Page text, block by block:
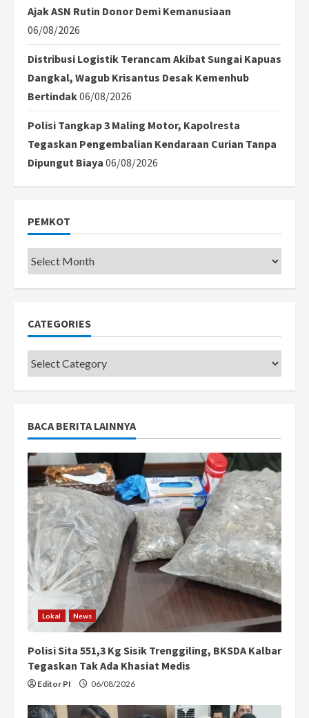
Ajak ASN Rutin Donor Demi Kemanusiaan
06/08/2026
Distribusi Logistik Terancam Akibat Sungai Kapuas
Dangkal, Wagub Krisantus Desak Kemenhub
Bertindak06/08/2026
Polisi Tangkap 3 Maling Motor, Kapolresta
Tegaskan Pengembalian Kendaraan Curian Tanpa
Dipungut Biaya 06/08/2026
PEMKOT
Pemkot
CATEGORIES
Categories
BACA BERITA LAINNYA
Lokal News
Polisi Sita 551,3 Kg Sisik Trenggiling, BKSDA Kalbar
Tegaskan Tak Ada Khasiat Medis
Editor PI 06/08/2026